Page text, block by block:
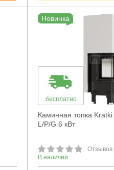
Новинка
бесплатно
Каминная топка
L/P/G 6 кВт
Отзывов
В наличии